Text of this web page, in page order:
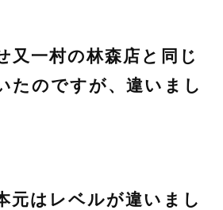
又一村の林森店と同じ
たのですが、違いまし
元はレベルが違いまし